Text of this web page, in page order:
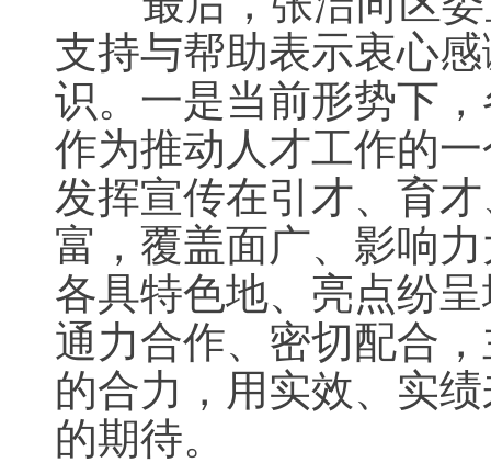
支持与帮助表示衷心
识。一是当前形势下
作为推动人才工作的
发挥宣传在引才、育
富，覆盖面广、影响
各具特色地、亮点纷
通力合作、密切配合
的合力，用实效、实
的期待。